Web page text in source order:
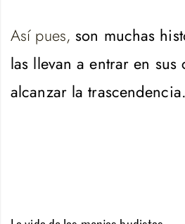
Así pues, son muchas
las llevan a entrar en sus
alcanzar la trascendencia.